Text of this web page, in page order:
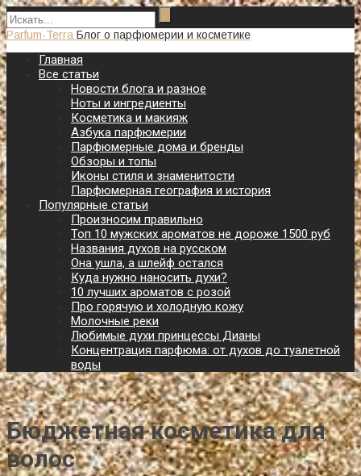
Parfum-Terra Блог о парфюмерии и косметике
Главная
Все статьи
Новости блога и разное
Ноты и ингредиенты
Косметика и макияж
Азбука парфюмерии
Парфюмерные дома и бренды
Обзоры и топы
Иконы стиля и знаменитости
Парфюмерная география и история
Популярные статьи
Произносим правильно
Топ 10 мужских ароматов не дороже 1500 руб
Названия духов на русском
Она ушла, а шлейф остался
Куда нужно наносить духи?
10 лучших ароматов с розой
Про горячую и холодную кожу
Молочные реки
Любимые духи принцессы Дианы
Концентрация парфюма: от духов до туалетной
воды
Бюджетная косметика для
волос